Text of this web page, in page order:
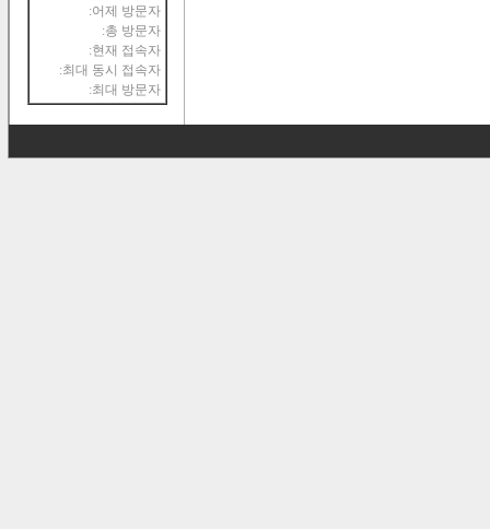
:어제 방문자
:총 방문자
:현재 접속자
:최대 동시 접속자
:최대 방문자